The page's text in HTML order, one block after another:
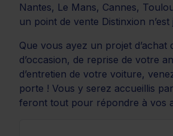
Nantes, Le Mans, Cannes,
un point de vente Distinxion
Que vous ayez un projet d’achat
d’occasion, de reprise de votre
d’entretien de votre voiture,
porte ! Vous y serez accueillis
feront tout pour répondre à vos